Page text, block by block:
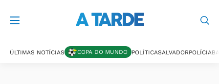
ÚLTIMAS NOTÍCIAS COPA DO MUNDO POLÍTICASALVADORPOLÍCIA